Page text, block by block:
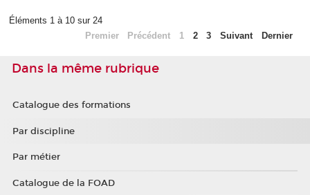
Éléments 1 à 10 sur 24
Premier
Précédent 1 2 3 Suivant Dernier
Dans la même rubrique
Catalogue des formations
Par discipline
Par métier
Catalogue de la FOAD